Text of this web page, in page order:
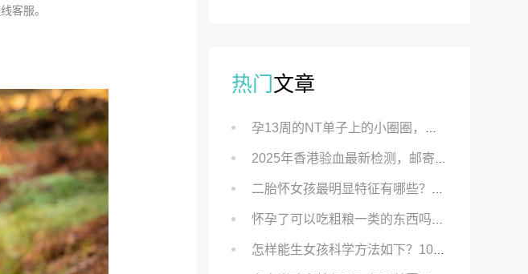
客服。
热门文章